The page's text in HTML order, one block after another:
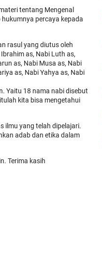
tentang Mengenal
percaya kepada
rasul yang diutus oleh
as, Nabi Luth as,
as, Nabi Musa as, Nabi
as, Nabi Yahya as, Nabi
Yaitu 18 nama nabi disebut
kita bisa mengetahui
ilmu yang telah dipelajari.
adab dan etika dalam
Terima kasih